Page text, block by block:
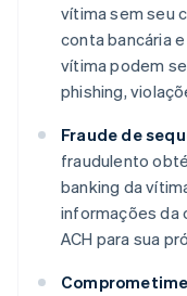
vítima sem seu
conta bancária
vítima podem
phishing,
Fraude de
fraudulento
banking da
informações da
ACH para sua